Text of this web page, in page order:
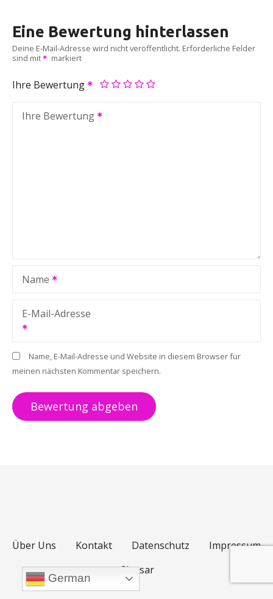
Eine Bewertung hinterlassen
Deine E-Mail-Adresse wird nicht veröffentlicht. Erforderliche Felder
sind mit
markiert
Ihre Bewertung
Ihre Bewertung
Name
E-Mail-Adresse
Name, E-Mail-Adresse und Website in diesem Browser für
meinen nächsten Kommentar speichern.
Über Uns Kontakt Datenschutz
Impressum
Glossar
German